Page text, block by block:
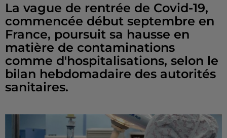
La vague de rentrée de Covid-19,
commencée début septembre en
France, poursuit sa hausse en
matière de contaminations
comme d'hospitalisations, selon le
bilan hebdomadaire des autorités
sanitaires.